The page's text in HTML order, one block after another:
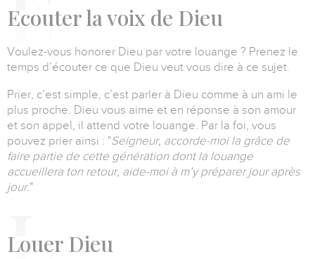
Ecouter la voix de Dieu
Voulez-vous honorer Dieu par votre louange ? Prenez le
temps d’écouter ce que Dieu veut vous dire à ce sujet.
Prier, c’est simple, c’est parler à Dieu comme à un ami le
plus proche. Dieu vous aime et en réponse à son amour
et son appel, il attend votre louange. Par la foi, vous
pouvez prier ainsi : "Seigneur, accorde-moi la grâce de
faire partie de cette génération dont la louange
accueillera ton retour, aide-moi à m’y préparer jour après
jour."
Louer Dieu